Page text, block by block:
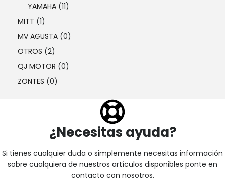
YAMAHA (11)
MITT (1)
MV AGUSTA (0)
OTROS (2)
QJ MOTOR (0)
ZONTES (0)
¿Necesitas ayuda?
Si tienes cualquier duda o simplemente necesitas información
sobre cualquiera de nuestros artículos disponibles ponte en
contacto con nosotros.